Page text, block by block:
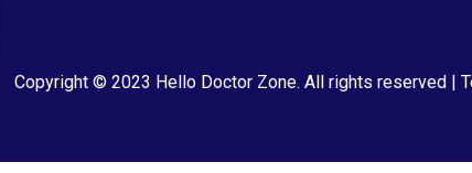
Copyright © 2023 Hello Doctor Zone. All rights reserved |